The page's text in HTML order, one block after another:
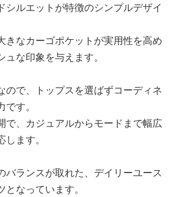
シルエットが特徴のシンプルデザイ
きなカーゴポケットが実用性を高め
な印象を与えます。
ので、トップスを選ばずコーディネ
す。
で、カジュアルからモードまで幅広
ます。
バランスが取れた、デイリーユース
なっています。